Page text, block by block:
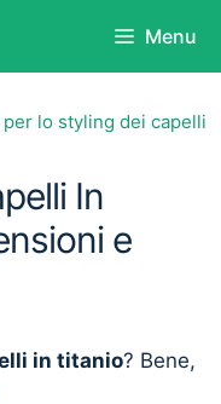
Menu
lo styling dei capelli
In
e
in titanio? Bene,